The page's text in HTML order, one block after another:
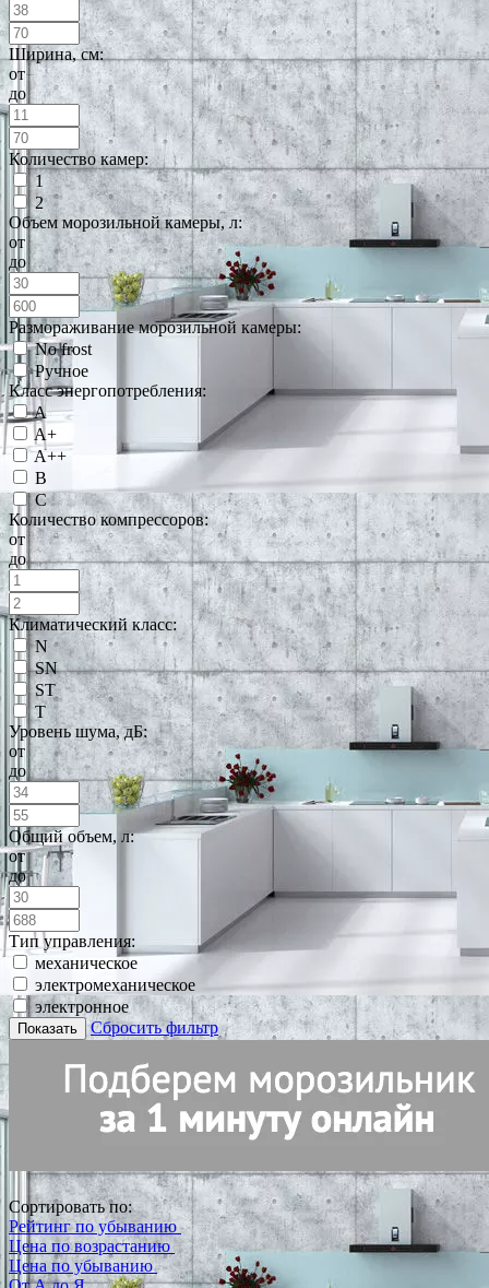
Ширина, см:
от
до
Количество камер:
1
2
Объем морозильной камеры, л:
от
до
Размораживание морозильной камеры:
No frost
Ручное
Класс энергопотребления:
A
A+
A++
B
C
Количество компрессоров:
от
до
Климатический класс:
N
SN
ST
T
Уровень шума, дБ:
от
до
Общий объем, л:
от
до
Тип управления:
механическое
электромеханическое
электронное
Показать Сбросить фильтр
Сортировать по:
Рейтинг по убыванию
Цена по возрастанию
Цена по убыванию